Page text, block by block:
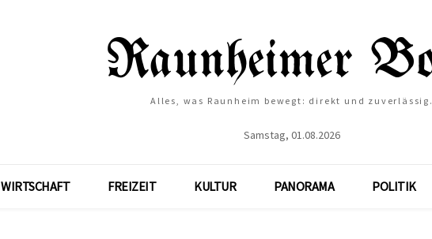
Alles, was Raunheim bewegt: direkt und zuverlässig.
Samstag, 01.08.2026
WIRTSCHAFT FREIZEIT KULTUR PANORAMA POLITIK